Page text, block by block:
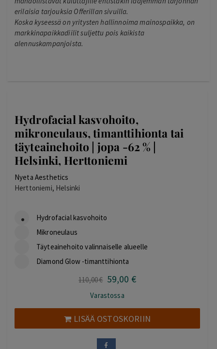
erilaisia tarjouksia Offerillan sivuilla.
Koska kyseessä on yritysten hallinnoima mainospaikka, on
markkinapaikkadiilit suljettu pois kaikista
alennuskampanjoista.
Hydrofacial kasvohoito,
mikroneulaus, timanttihionta tai
täyteainehoito | jopa -62 % |
Helsinki, Herttoniemi
Nyeta Aesthetics
Herttoniemi, Helsinki
Hydrofacial kasvohoito
Mikroneulaus
Täyteainehoito valinnaiselle alueelle
Diamond Glow -timanttihionta
110,00€ Alkuperäinen
oli:
110,00 €.
59,00 €Nykyinen
59,00 €.
Varastossa
LISÄÄ OSTOSKORIIN